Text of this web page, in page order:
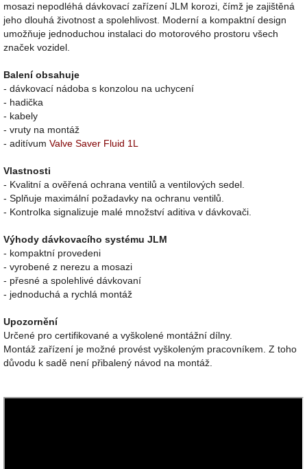
mosazi nepodléhá dávkovací zařízení JLM korozi, čímž je zajištěná
jeho dlouhá životnost a spolehlivost. Moderní a kompaktní design
umožňuje jednoduchou instalaci do motorového prostoru všech
značek vozidel.
Balení obsahuje
- dávkovací nádoba s konzolou na uchycení
- hadička
- kabely
- vruty na montáž
- aditívum Valve Saver Fluid 1L
Vlastnosti
- Kvalitní a ověřená ochrana ventilů a ventilových sedel.
- Splňuje maximální požadavky na ochranu ventilů.
- Kontrolka signalizuje malé množství aditiva v dávkovači.
Výhody dávkovacího systému JLM
- kompaktní provedeni
- vyrobené z nerezu a mosazi
- přesné a spolehlivé dávkovaní
- jednoduchá a rychlá montáž
Upozornění
Určené pro certifikované a vyškolené montážní dílny.
Montáž zařízení je možné provést vyškoleným pracovníkem. Z toho
důvodu k sadě není přibalený návod na montáž.